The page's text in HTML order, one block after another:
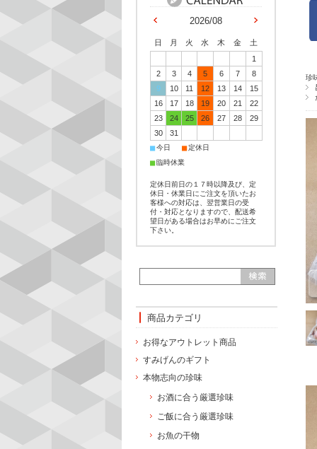
珍
2026/08
日 月 火 水 木 金
土
1
2
3 4 5 6 7
8
9
10 11 12 13 14
15
16
17 18 19 20 21
22
23
24 25 26 27 28
29
30
31
■今日 ■定休日
■臨時休業
定休日前日の１７時以降及び、定
休日・休業日にご注文を頂いたお
客様への対応は、翌営業日の受
付・対応となりますので、配送希
望日がある場合はお早めにご注文
下さい。
商品カテゴリ
お得なアウトレット商品
すみげんのギフト
本物志向の珍味
お酒に合う厳選珍味
ご飯に合う厳選珍味
お魚の干物